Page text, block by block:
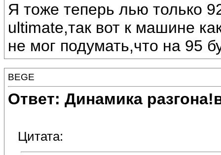
Я тоже теперь лью только
ultimate,так вот к машине
не мог подумать,что на 95
BEGE
Ответ: Динамика
Цитата: